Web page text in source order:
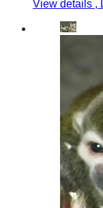
View details ,